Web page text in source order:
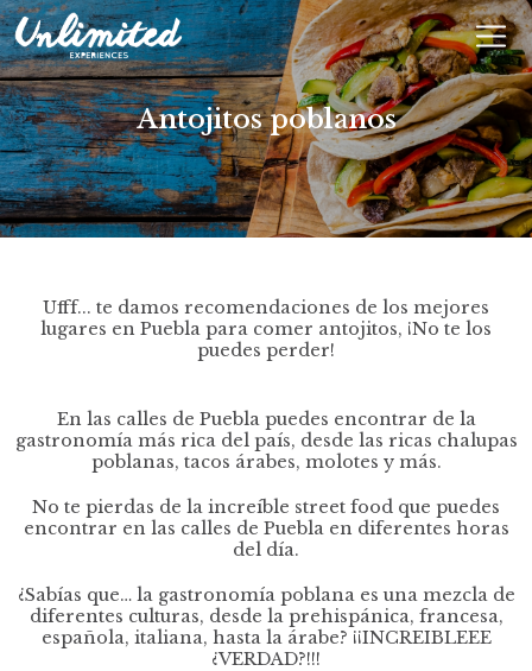
En $ MXN
MXN EURAntojitos poblanos
Ufff... te damos recomendaciones de los mejores
lugares en Puebla para comer antojitos, ¡No te los
puedes perder!
En las calles de Puebla puedes encontrar de la
gastronomía más rica del país, desde las ricas chalupas
poblanas, tacos árabes, molotes y más.
No te pierdas de la increíble street food que puedes
encontrar en las calles de Puebla en diferentes horas
del día.
¿Sabías que… la gastronomía poblana es una mezcla de
diferentes culturas, desde la prehispánica, francesa,
española, italiana, hasta la árabe? ¡¡INCREIBLEEE
¿VERDAD?!!!